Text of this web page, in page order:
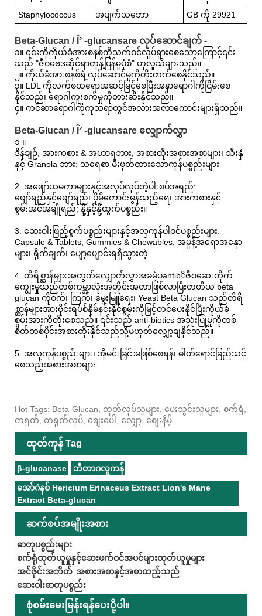
Staphylococcus
အပျက်သဘော GB ကို 29921
Beta-Glucan / Î² -glucansare လုပ်ဆောင်ချက် -
၁။ ၎င်းကိုကိုယ်ခံအားစနစ်ကိုသက်ဝင်လှုပ်ရှားစေသောကြောင့်၎င်း
သည် "ဇီဝဗေဒဆိုင်ရာတုန့်ပြန်မှုပုံစံ" ဟုလူသိများသည်။
၂။ ကိုယ်ခံအားစနစ်ရဲ့လုပ်ဆောင်မှုကိုတိုးတက်စေနိုင်သည်။
၃။ LDL ကိုလက်စထရောအဆင့်မြင့်စေပြီးအနာရောဂါကိုငြိမ်းစေ
နိုင်သည်၊ ရောဂါကူးစက်မှုကိုတားဆီးနိုင်သည်။
၄။ ကင်ဆာရောဂါကိုကုသရာတွင်အလားအလာကောင်းများရှိသည်။
Beta-Glucan / Î² -glucansare လျှောက်လွှာ
၁ ။
ဒိန်ချဥ်; အားကစား & အဟာရဘား; အစားထိုးအစားအစာများ၊ သီးနှံ
နှင့် Granola ဘား; သရေစာ မီးဖုတ်ထားသောကုန်ပစ္စည်းများ
2. အဖျော်ယမကာများနှင့်အလုပ်လုပ်တဲ့ပါးစပ်အရည်:
ဖျော်ရည်နှင့်ဖျော်ရည်၊ ပိုမိုကောင်းမွန်သည့်ရေ၊ အားကစားနှင့်
စွမ်းအင်အချိုရည်; နို့နှင့်နို့ထွက်ပစ္စည်း။
3. ဆေးဝါးဖြည့်စွက်ပစ္စည်းများနှင့်အလှကုန်ပါဝင်ပစ္စည်းများ:
Capsule & Tablets; Gummies & Chewables; အမှုန့်အရောအနှော
များ၊ ရိုက်ချက်၊ ပျော့ပျောင်းရရှိသွားတဲ့
4. တိရိစ္ဆာန်များအတွက်လျှောက်လွှာအခမဲ့ပantibိဇီဝဆေးတိုက်
ကျွေးမှုသည်တစ်ကမ္ဘာလုံးအတိုင်းအတာဖြစ်လာပြီးတတိယ beta
glucan ကိုဝက်၊ ကြက်၊ မွေးမြူရေး၊ Yeast Beta Glucan သည်တိရိ
စ္ဆာန်များအားဗိုင်းရပ်စ်နှိမ်နင်းနိုင်စွမ်းကိုမြှင့်တင်ပေးနိုင်ပြီးကိုယ်ခံ
စွမ်းအားကိုတိုးစေသည်။ ၎င်းသည် anti-biotics အသုံးပြုမှုကိုတစ်
စိတ်တစ်ပိုင်းအစားထိုးနိုင်သည်သို့မဟုတ်လျှော့ချနိုင်သည်။
5. အလှကုန်ပစ္စည်းများ၊ အိုမင်းခြင်းမဖြစ်စေရန်၊ ဓါတ်ရောင်ခြည်သင့်
စေသည့်အစားအစာများ
Hot Tags: Beta-Glucan, ထုတ်လုပ်သူများ, ပေးသွင်းသူများ, စက်ရုံ,
တရုတ်, တရုတ်လုပ်, စျေးပေါ, လျှော့, စျေးနိမ့်
ထုတ်ကုန် Tag
β-glucanase ဘီတာဂလူကန်
အော်ဂဲနစ် Hericium Erinaceus Extract Lion's Mane
Extract Beta-glucan
ဆက်စပ်အမျိုးအစား
ဓာတုပစ္စည်းများ
စက်ရုံထုတ်ယူမှုနှင့်ဆေးဖက်ဝင်အပင်များထုတ်ယူမှုများ
အင်ဇိုင်းအဘိတ် အစားအစာနှင့်အစာထည့်သည်
ဆေးဝါးဓာတုပစ္စည်း
စုံစမ်းမေးမြန်းရန်ပေးပို့ပါ။